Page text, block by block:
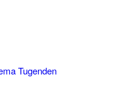
Tugenden